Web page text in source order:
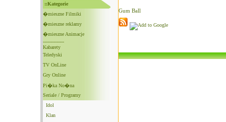
::Kategorie
�mieszne Filmiki
�mieszne reklamy
�mieszne Animacje
--------------
Kabarety
Teledyski
TV OnLine
Gry Online
Pi�ka No�na
Seriale / Programy
Idol
Klan
Gum Ball